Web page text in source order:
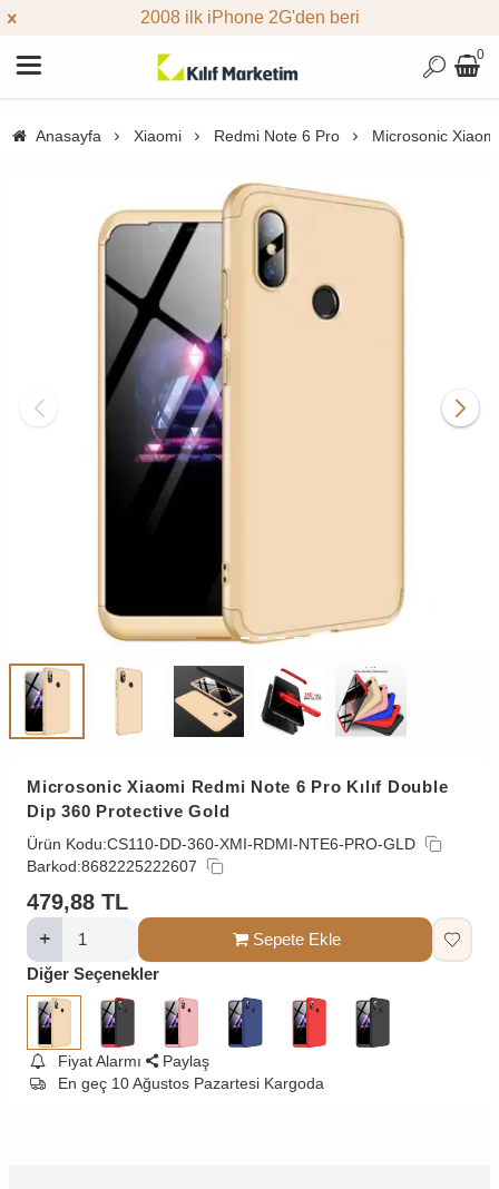
2008 ilk iPhone 2G'den beri
0
Anasayfa Xiaomi Redmi Note 6 Pro Microsonic
Microsonic Xiaomi Redmi Note 6 Pro Kılıf Double
Dip 360 Protective Gold
Ürün Kodu:CS110-DD-360-XMI-RDMI-NTE6-PRO-GLD
Barkod:8682225222607
479,88 TL
Sepete Ekle
Diğer Seçenekler
Fiyat Alarmı
Paylaş
En geç 10 Ağustos Pazartesi Kargoda